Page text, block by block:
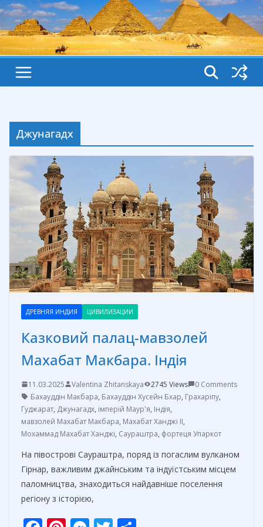
Джунагадх
ДРЕВНЯЯ ИНДИЯ ЦИВИЛИЗАЦИИ
Казковий палац-мавзолей
Махабат Макбара. Індія
11.03.2025 Valentina Zhitanskaya 2745 Views
0 Comments
Бахауддін Макбара, Бахауддін Хусейн Бхар, Грахаріпу,
Гуджарат, Джунагадх, імперій Маур'я, Індія,
мавзолей Махабат Макбара, Махабат Ханджі II,
Мохаммад Махабат Ханджі, Саураштра, фортеця Упаркот
На півострові Саураштра, поряд із погаслим вулканом
Гірнар, важливим джайнським та індуїстським місцем
паломництва, знаходиться найдавніше поселення
регіону з історією,